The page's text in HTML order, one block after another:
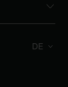
DE